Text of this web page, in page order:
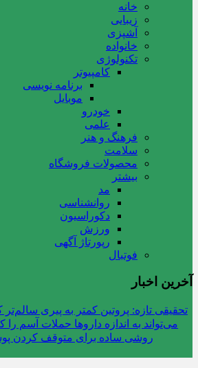
خانه
زیبایی
آشپزی
خانواده
تکنولوژی
کامپیوتر
برنامه نویسی
موبایل
خودرو
علمی
فرهنگ و هنر
سلامت
محصولات فروشگاه
بیشتر
مد
روانشناسی
دکوراسیون
ورزش
رپورتاژ آگهی
فوتبال
آخرین اخبار
تحقیقی تازه: پروتین کمتر به پیری
می‌تواند به اندازه داروها حملات آسم
روشی ساده برای متوقف کردن